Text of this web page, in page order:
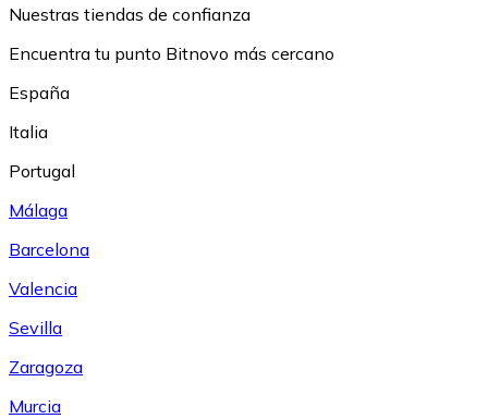
Nuestras tiendas de confianza
Encuentra tu punto Bitnovo más cercano
España
Italia
Portugal
Málaga
Barcelona
Valencia
Sevilla
Zaragoza
Murcia